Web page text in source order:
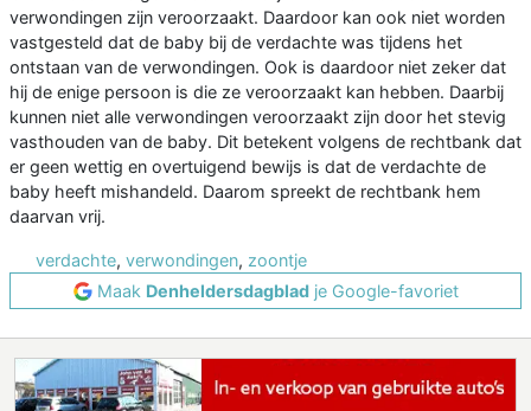
verwondingen zijn veroorzaakt. Daardoor kan ook niet worden
vastgesteld dat de baby bij de verdachte was tijdens het
ontstaan van de verwondingen. Ook is daardoor niet zeker dat
hij de enige persoon is die ze veroorzaakt kan hebben. Daarbij
kunnen niet alle verwondingen veroorzaakt zijn door het stevig
vasthouden van de baby. Dit betekent volgens de rechtbank dat
er geen wettig en overtuigend bewijs is dat de verdachte de
baby heeft mishandeld. Daarom spreekt de rechtbank hem
daarvan vrij.
verdachte, verwondingen, zoontje
Maak Denheldersdagbladje Google-favoriet